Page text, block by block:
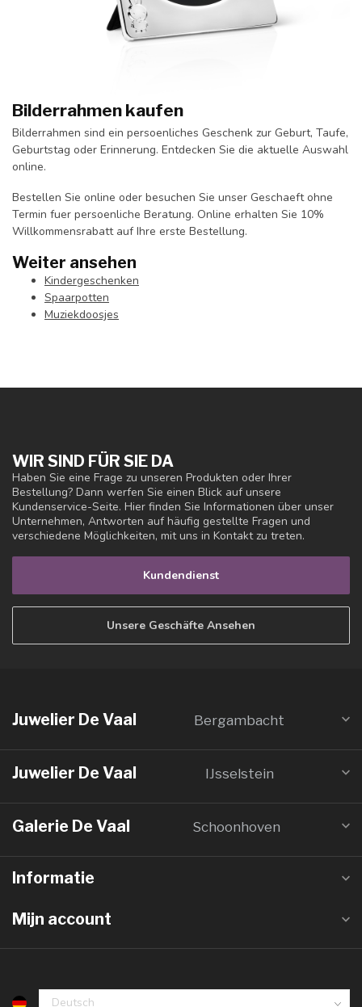
Bilderrahmen kaufen
Bilderrahmen sind ein persoenliches Geschenk zur Geburt, Taufe,
Geburtstag oder Erinnerung. Entdecken Sie die aktuelle Auswahl
online.
Bestellen Sie online oder besuchen Sie unser Geschaeft ohne
Termin fuer persoenliche Beratung. Online erhalten Sie 10%
Willkommensrabatt auf Ihre erste Bestellung.
Weiter ansehen
Kindergeschenken
Spaarpotten
Muziekdoosjes
WIR SIND FÜR SIE DA
Haben Sie eine Frage zu unseren Produkten oder Ihrer
Bestellung? Dann werfen Sie einen Blick auf unsere
Kundenservice-Seite. Hier finden Sie Informationen über unser
Unternehmen, Antworten auf häufig gestellte Fragen und
verschiedene Möglichkeiten, mit uns in Kontakt zu treten.
Kundendienst
Unsere Geschäfte Ansehen
Juwelier De Vaal Bergambacht
Juwelier De Vaal IJsselstein
Galerie De Vaal Schoonhoven
Informatie
Mijn account